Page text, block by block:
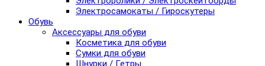
Электросамокаты / Гироскутеры
Обувь
Аксессуары для обуви
Косметика для обуви
Сумки для обуви
Шнурки / Гетры